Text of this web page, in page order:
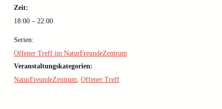
Zeit:
18:00 – 22:00
Serien:
Offener Treff im NaturFreundeZentrum
Veranstaltungskategorien:
NaturFreundeZentrum Offener Treff